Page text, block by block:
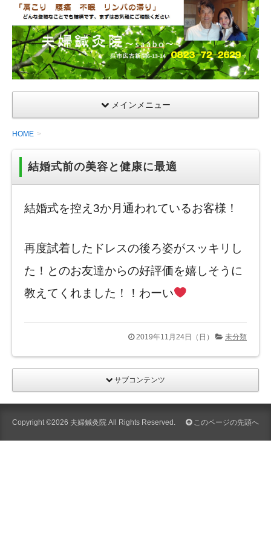
夫
婦
鍼
灸
院
メインメニュー
HOME
結婚式前の美容と健康に最適
結婚式を控え3か月通われているお客様！
再度試着したドレスの後ろ姿がスッキリし
た！とのお友達からの好評価を嬉しそうに
教えてくれました！！わーい
2019年11月24日（日） 未分類
サブコンテンツ
Copyright ©2026 夫婦鍼灸院 All Rights Reserved. このページの先頭へ